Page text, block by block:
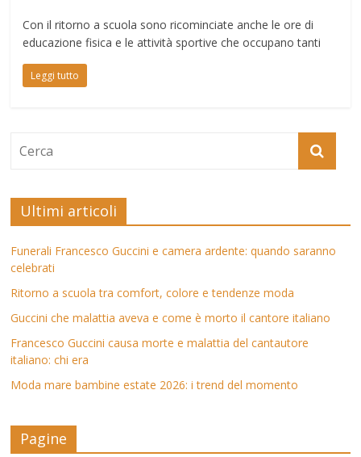
Con il ritorno a scuola sono ricominciate anche le ore di
educazione fisica e le attività sportive che occupano tanti
Leggi tutto
Ultimi articoli
Funerali Francesco Guccini e camera ardente: quando saranno
celebrati
Ritorno a scuola tra comfort, colore e tendenze moda
Guccini che malattia aveva e come è morto il cantore italiano
Francesco Guccini causa morte e malattia del cantautore
italiano: chi era
Moda mare bambine estate 2026: i trend del momento
Pagine